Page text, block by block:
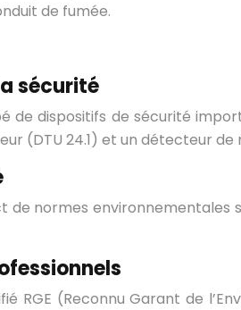
de fumée.
sécurité
de dispositifs de sécurité
(DTU 24.1) et un détecteur
normes
RGE (Reconnu Garant de